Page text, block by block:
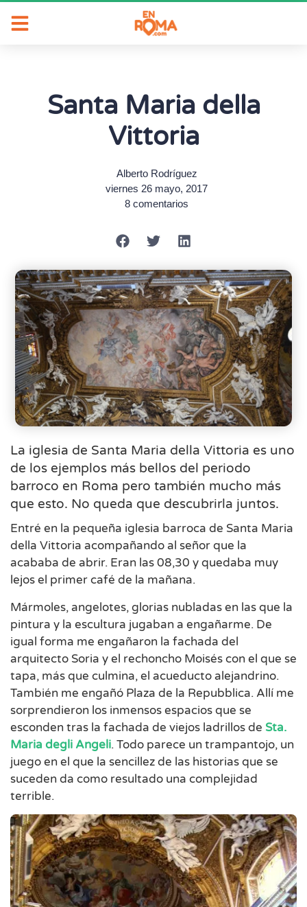
Santa Maria della
Vittoria
Alberto Rodríguez
viernes 26 mayo, 2017
8 comentarios
La iglesia de Santa Maria della Vittoria es uno
de los ejemplos más bellos del periodo
barroco en Roma pero también mucho más
que esto. No queda que descubrirla juntos.
Entré en la pequeña iglesia barroca de Santa Maria
della Vittoria acompañando al señor que la
acababa de abrir. Eran las 08,30 y quedaba muy
lejos el primer café de la mañana.
Mármoles, angelotes, glorias nubladas en las que la
pintura y la escultura jugaban a engañarme. De
igual forma me engañaron la fachada del
arquitecto Soria y el rechoncho Moisés con el que se
tapa, más que culmina, el acueducto alejandrino.
También me engañó Plaza de la Repubblica. Allí me
sorprendieron los inmensos espacios que se
esconden tras la fachada de viejos ladrillos de Sta.
Maria degli Angeli. Todo parece un trampantojo, un
juego en el que la sencillez de las historias que se
suceden da como resultado una complejidad
terrible.